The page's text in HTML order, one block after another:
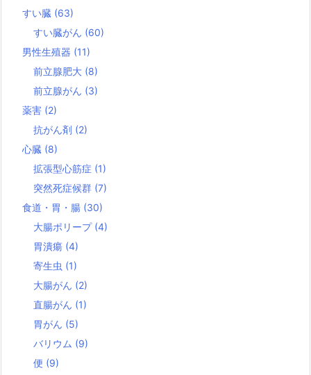
すい臓 (63)
すい臓がん (60)
男性生殖器 (11)
前立腺肥大 (8)
前立腺がん (3)
薬害 (2)
抗がん剤 (2)
心臓 (8)
拡張型心筋症 (1)
突然死症候群 (7)
食道・胃・腸 (30)
大腸ポリープ (4)
胃潰瘍 (4)
寄生虫 (1)
大腸がん (2)
直腸がん (1)
胃がん (5)
バリウム (9)
便 (9)